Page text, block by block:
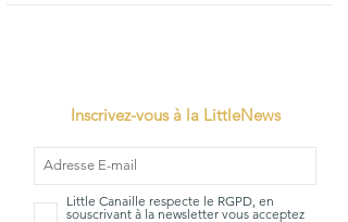
Inscrivez-vous à la LittleNews
Little Canaille respecte le RGPD, en
souscrivant à la newsletter vous acceptez